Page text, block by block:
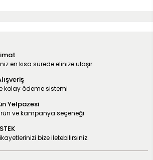
en kısa sürede elinize ulaşır.
kolay ödeme sistemi
Yelpazesi
ve kampanya seçeneği
bize iletebilirsiniz.